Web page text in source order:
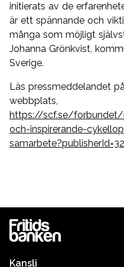
initierats av de
är ett spännande och
många som möjligt
Johanna Grönkvist,
Sverige.
Läs pressmeddelandet
webbplats,
https://scf.se/forbundet/
och-inspirerande-
Kansli